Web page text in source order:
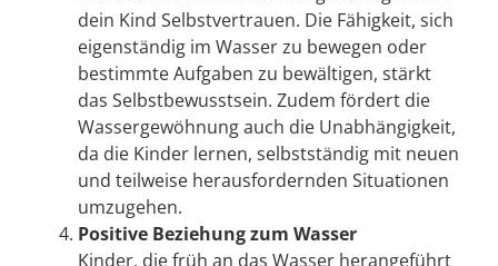
dein Kind Selbstvertrauen. Die Fähigkeit, sich
eigenständig im Wasser zu bewegen oder
bestimmte Aufgaben zu bewältigen, stärkt
das Selbstbewusstsein. Zudem fördert die
Wassergewöhnung auch die Unabhängigkeit,
da die Kinder lernen, selbstständig mit neuen
und teilweise herausfordernden Situationen
umzugehen.
Positive Beziehung zum Wasser
Kinder, die früh an das Wasser herangeführt